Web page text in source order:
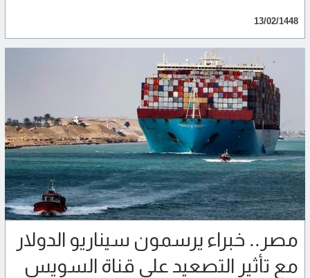
13/02/1448
مصر.. خبراء يرسمون سيناريو الدولار
مع تأثير التصعيد على قناة السويس